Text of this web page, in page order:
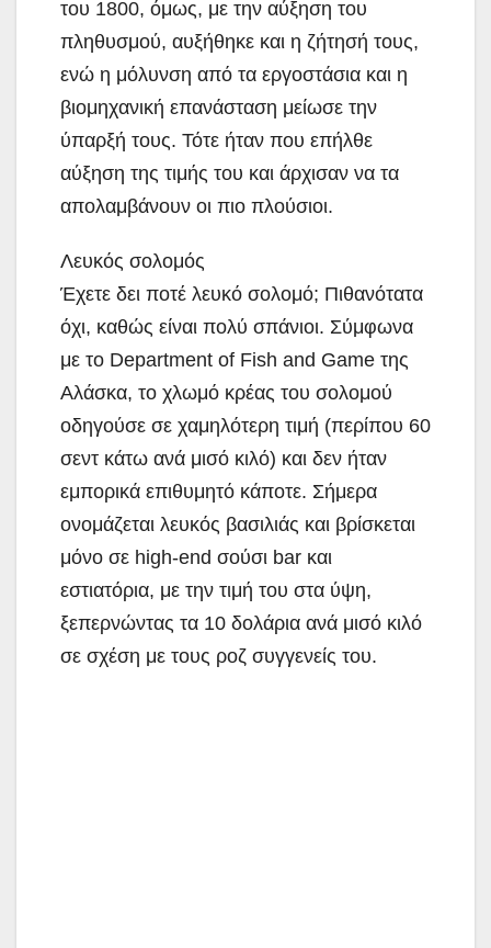
του 1800, όμως, με την αύξηση του
πληθυσμού, αυξήθηκε και η ζήτησή τους,
ενώ η μόλυνση από τα εργοστάσια και η
βιομηχανική επανάσταση μείωσε την
ύπαρξή τους. Τότε ήταν που επήλθε
αύξηση της τιμής του και άρχισαν να τα
απολαμβάνουν οι πιο πλούσιοι.
Λευκός σολομός
Έχετε δει ποτέ λευκό σολομό; Πιθανότατα
όχι, καθώς είναι πολύ σπάνιοι. Σύμφωνα
με το Department of Fish and Game της
Αλάσκα, το χλωμό κρέας του σολομού
οδηγούσε σε χαμηλότερη τιμή (περίπου 60
σεντ κάτω ανά μισό κιλό) και δεν ήταν
εμπορικά επιθυμητό κάποτε. Σήμερα
ονομάζεται λευκός βασιλιάς και βρίσκεται
μόνο σε high-end σούσι bar και
εστιατόρια, με την τιμή του στα ύψη,
ξεπερνώντας τα 10 δολάρια ανά μισό κιλό
σε σχέση με τους ροζ συγγενείς του.